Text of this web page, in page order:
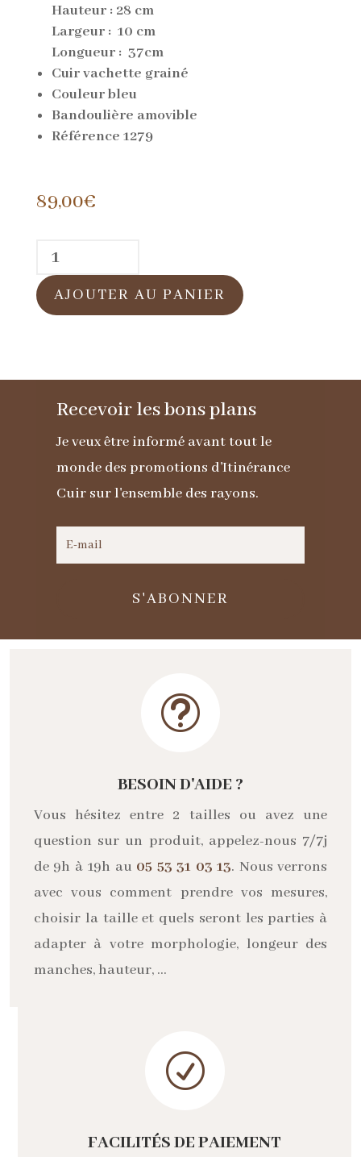
Hauteur : 28 cm
Largeur : 10 cm
Longueur : 37cm
Cuir vachette grainé
Couleur bleu
Bandoulière amovible
Référence 1279
89,00€
quantité
de
Sac
en
cuir
bleu
AJOUTER AU PANIER
Recevoir les bons plans
Je veux être informé avant tout le
monde des promotions d'Itinérance
Cuir sur l'ensemble des rayons.
S'ABONNER
t
BESOIN D'AIDE ?
Vous hésitez entre 2 tailles ou avez une
question sur un produit, appelez-nous 7/7j
de 9h à 19h au 05 53 31 03 13. Nous verrons
avec vous comment prendre vos mesures,
choisir la taille et quels seront les parties à
adapter à votre morphologie, longeur des
manches, hauteur, …
R
FACILITÉS DE PAIEMENT